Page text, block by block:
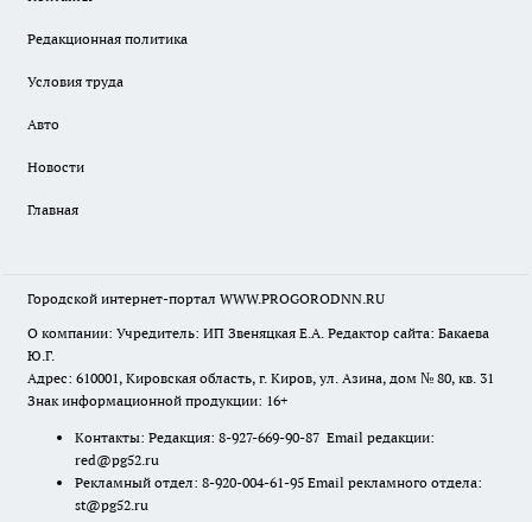
Редакционная политика
Условия труда
Авто
Новости
Главная
Городской интернет-портал WWW.PROGORODNN.RU
О компании: Учредитель: ИП Звеняцкая Е.А. Редактор сайта: Бакаева
Ю.Г.
Адрес: 610001, Кировская область, г. Киров, ул. Азина, дом № 80, кв. 31
Знак информационной продукции: 16+
Контакты: Редакция: 8-927-669-90-87 Email редакции:
red@pg52.ru
Рекламный отдел: 8-920-004-61-95 Email рекламного отдела:
st@pg52.ru